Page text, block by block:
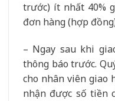
trước) ít nhất 40%
đơn hàng (hợp
– Ngay sau khi
thông báo trước.
cho nhân viên giao
nhận được số tiền